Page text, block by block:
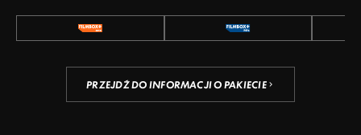
PRZEJDŹ DO INFORMACJI O PAKIECIE